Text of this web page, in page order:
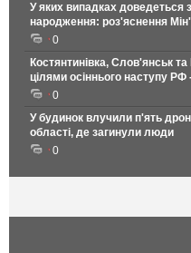
У яких випадках доведеться
народження: роз'яснення
0
Костянтинівка, Слов'янськ
цілями осіннього наступу
0
У будинок влучили п'ять
області, де загинули люди
0